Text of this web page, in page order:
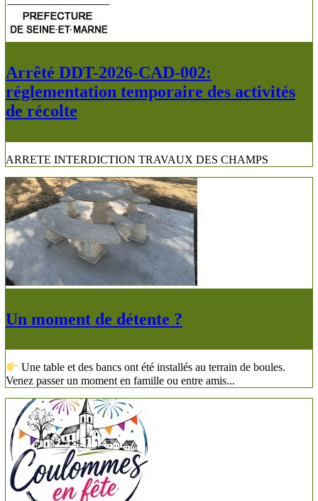
Arrêté DDT-2026-CAD-002:
réglementation temporaire des activités
de récolte
ARRETE INTERDICTION TRAVAUX DES CHAMPS
Un moment de détente ?
Une table et des bancs ont été installés au terrain de boules.
Venez passer un moment en famille ou entre amis...